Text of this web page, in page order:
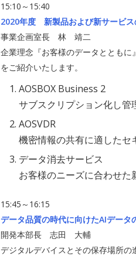
15:10～15:40
2020年度 新製品および新サービス
事業企画室長 林 靖二
企業理念『お客様のデータととも
をご紹介いたします。
AOSBOX Business 2
サブスクリプション化し管
AOSVDR
機密情報の共有に適したセ
データ消去サービス
お客様のニーズに合わせ
15:45～16:15
データ品質の時代に向けたAIデータ
開発本部長 志田 大輔
デジタルデバイスとその保存場所